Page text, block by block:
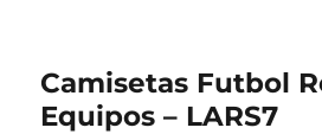
Camisetas Futbol
Equipos – LARS7